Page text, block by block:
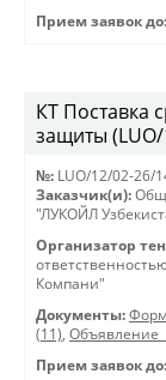
Прием заявок до:
КТ Поставка
защиты
№: LUO/12/02-26/
Заказчик(и):
"ЛУКОЙЛ
Организатор
Компани"
Документы:
(11),
Прием заявок до: